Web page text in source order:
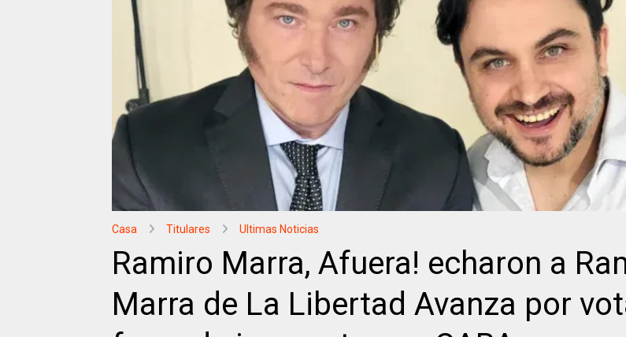
Casa Titulares Ultimas Noticias
Ramiro Marra, Afuera! echaron a
Marra de La Libertad Avanza por